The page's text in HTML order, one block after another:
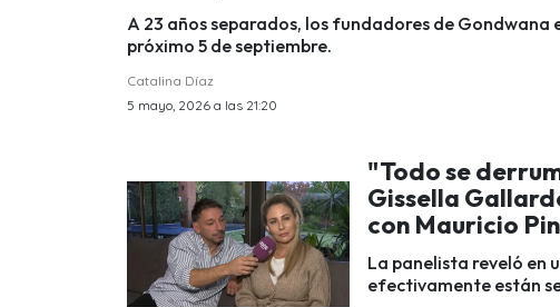
A 23 años separados, los fundadores de
próximo 5 de septiembre.
Catalina Díaz
5 mayo, 2026 a las 21:20
"Todo se
Gissella
con Mauricio
La panelista reveló en
efectivamente están